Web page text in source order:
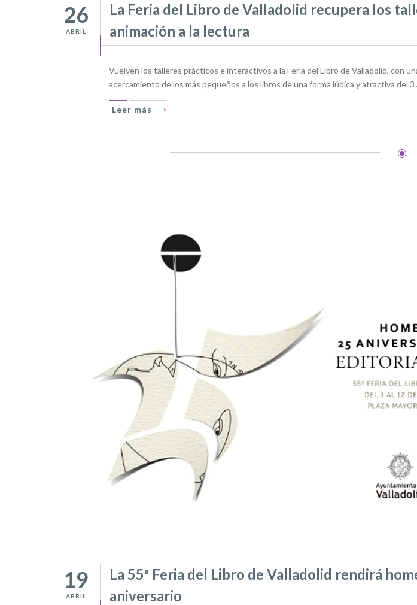
26
ABRIL
La Feria del Libro de Valladolid recupera los
animación a la lectura
Vuelven los talleres prácticos e interactivos a la Feria del Libro de Valladolid, con
acercamiento de los más pequeños a los libros de una forma lúdica y atractiva del
Leer más
19
ABRIL
La 55ª Feria del Libro de Valladolid rendirá
aniversario